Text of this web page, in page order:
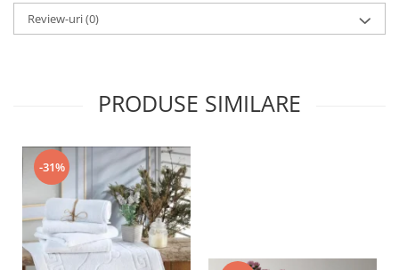
Review-uri(0)
PRODUSE SIMILARE
-31%